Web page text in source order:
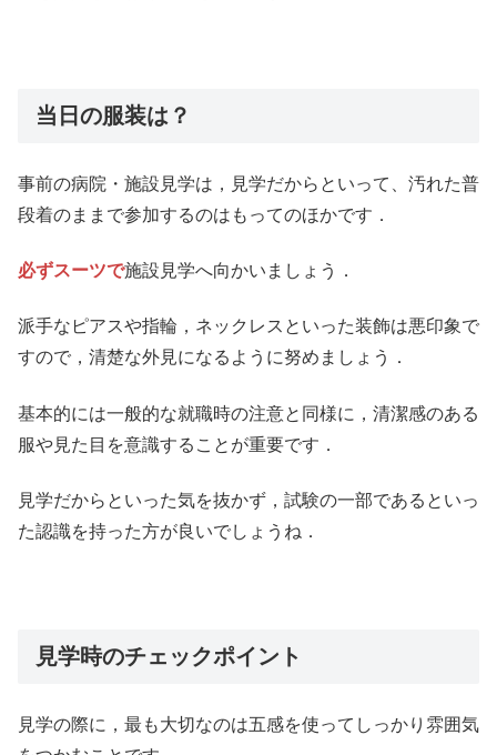
当日の服装は？
事前の病院・施設見学は，見学だからといって、汚れた普
段着のままで参加するのはもってのほかです．
必ずスーツで施設見学へ向かいましょう．
派手なピアスや指輪，ネックレスといった装飾は悪印象で
すので，清楚な外見になるように努めましょう．
基本的には一般的な就職時の注意と同様に，清潔感のある
服や見た目を意識することが重要です．
見学だからといった気を抜かず，試験の一部であるといっ
た認識を持った方が良いでしょうね．
見学時のチェックポイント
見学の際に，最も大切なのは五感を使ってしっかり雰囲気